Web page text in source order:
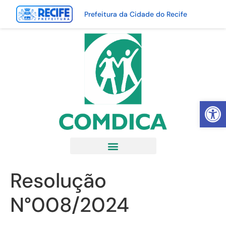
Abrir
Prefeitura da Cidade do Recife
Resolução
N°008/2024